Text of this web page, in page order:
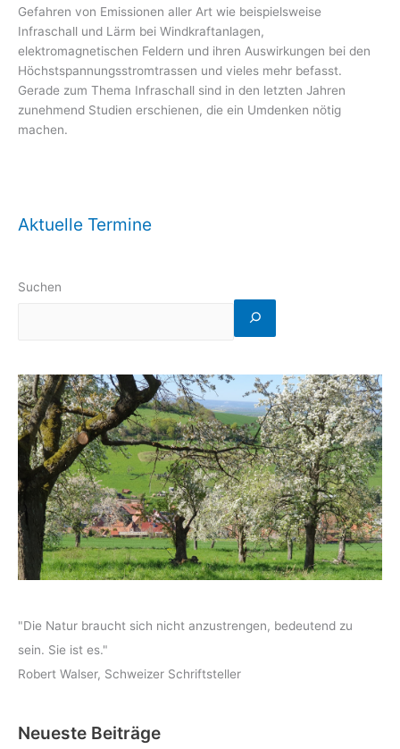
Gefahren von Emissionen aller Art wie beispielsweise
Infraschall und Lärm bei Windkraftanlagen,
elektromagnetischen Feldern und ihren Auswirkungen bei den
Höchstspannungsstromtrassen und vieles mehr befasst.
Gerade zum Thema Infraschall sind in den letzten Jahren
zunehmend Studien erschienen, die ein Umdenken nötig
machen.
Aktuelle Termine
Suchen
"Die Natur braucht sich nicht anzustrengen, bedeutend zu
sein. Sie ist es."
Robert Walser, Schweizer Schriftsteller
Neueste Beiträge